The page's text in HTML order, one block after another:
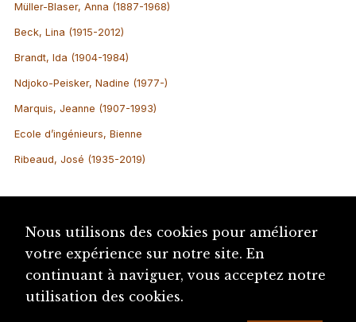
Müller-Blaser, Anna (1887-1968)
Beck, Lina (1915-2012)
Brandt, Ida (1904-1984)
Ndjoko-Peisker, Nadine (1977-)
Marquis, Jeanne (1907-1993)
Ecole d’ingénieurs, Bienne
Ribeaud, José (1935-2019)
Nous utilisons des cookies pour améliorer
votre expérience sur notre site. En
continuant à naviguer, vous acceptez notre
utilisation des cookies.